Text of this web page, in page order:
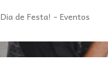
Dia de Festa! - Eventos